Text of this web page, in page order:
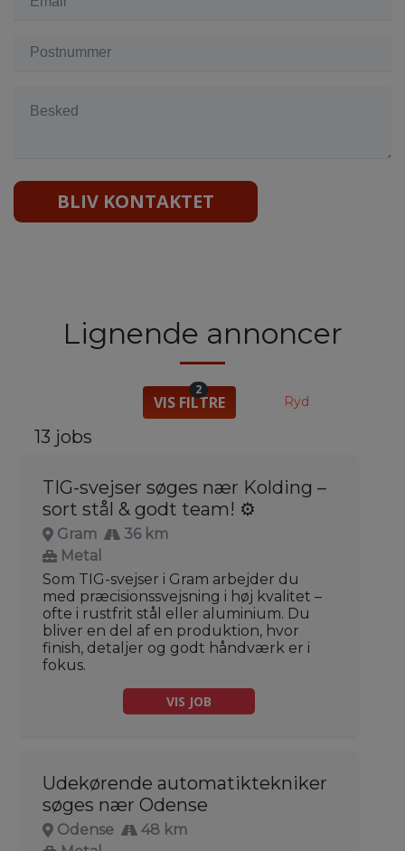
BLIV KONTAKTET
Lignende annoncer
VIS FILTRE
2
Ryd
13 jobs
TIG-svejser søges nær Kolding –
sort stål & godt team! ⚙️
Gram
36 km
Metal
Som TIG-svejser i Gram arbejder du
med præcisionssvejsning i høj kvalitet –
ofte i rustfrit stål eller aluminium. Du
bliver en del af en produktion, hvor
finish, detaljer og godt håndværk er i
fokus.
VIS JOB
Udekørende automatiktekniker
søges nær Odense
Odense
48 km